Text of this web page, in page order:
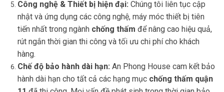
Công nghệ & Thiết bị hiện đại: Chúng tôi liên tục cập
nhật và ứng dụng các công nghệ, máy móc thiết bị tiên
tiến nhất trong ngành chống thấm để nâng cao hiệu quả,
rút ngắn thời gian thi công và tối ưu chi phí cho khách
hàng.
Chế độ bảo hành dài hạn: An Phong House cam kết bảo
hành dài hạn cho tất cả các hạng mục chống thấm quận